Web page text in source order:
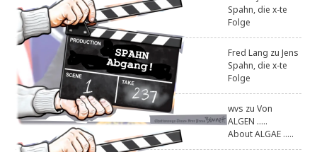
Spahn, die x-te
Folge
Fred Lang zuJens
Spahn, die x-te
Folge
wvs zuVon
ALGEN .....
About ALGAE .....